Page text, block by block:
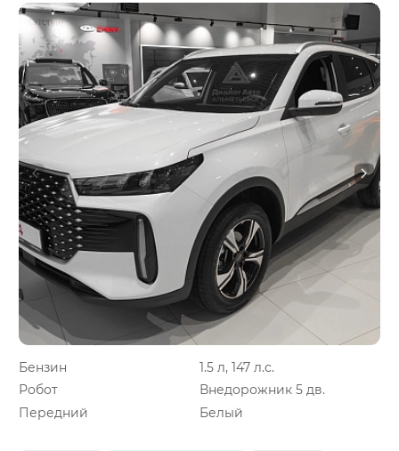
Бензин
1.5 л, 147 л.с.
Робот
Внедорожник 5 дв.
Передний
Белый